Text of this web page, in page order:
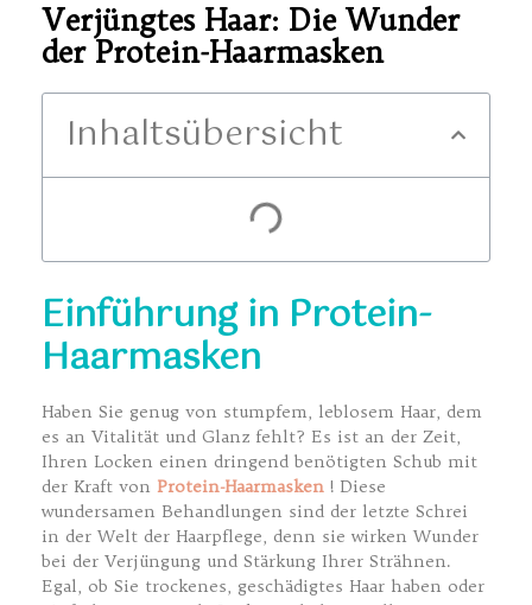
Verjüngtes Haar: Die Wunder
der Protein-Haarmasken
Inhaltsübersicht
Einführung in Protein-
Haarmasken
Haben Sie genug von stumpfem, leblosem Haar, dem
es an Vitalität und Glanz fehlt? Es ist an der Zeit,
Ihren Locken einen dringend benötigten Schub mit
der Kraft von Protein-Haarmasken ! Diese
wundersamen Behandlungen sind der letzte Schrei
in der Welt der Haarpflege, denn sie wirken Wunder
bei der Verjüngung und Stärkung Ihrer Strähnen.
Egal, ob Sie trockenes, geschädigtes Haar haben oder